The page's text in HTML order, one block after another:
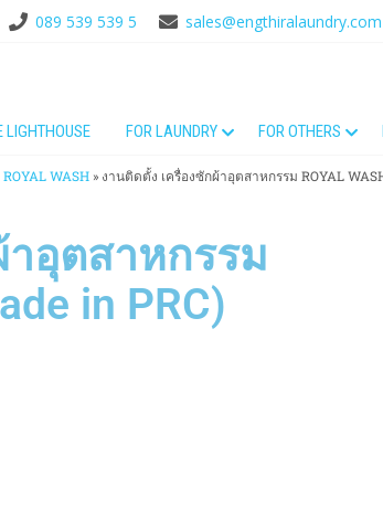
089 539 539 5 sales@engthiralaundry.com
LIGHTHOUSE FOR LAUNDRY FOR OTHERS
WASH » งานติดตั้ง เครื่องซักผ้าอุตสาหกรรม ROYAL
าอุตสาหกรรม
in PRC)